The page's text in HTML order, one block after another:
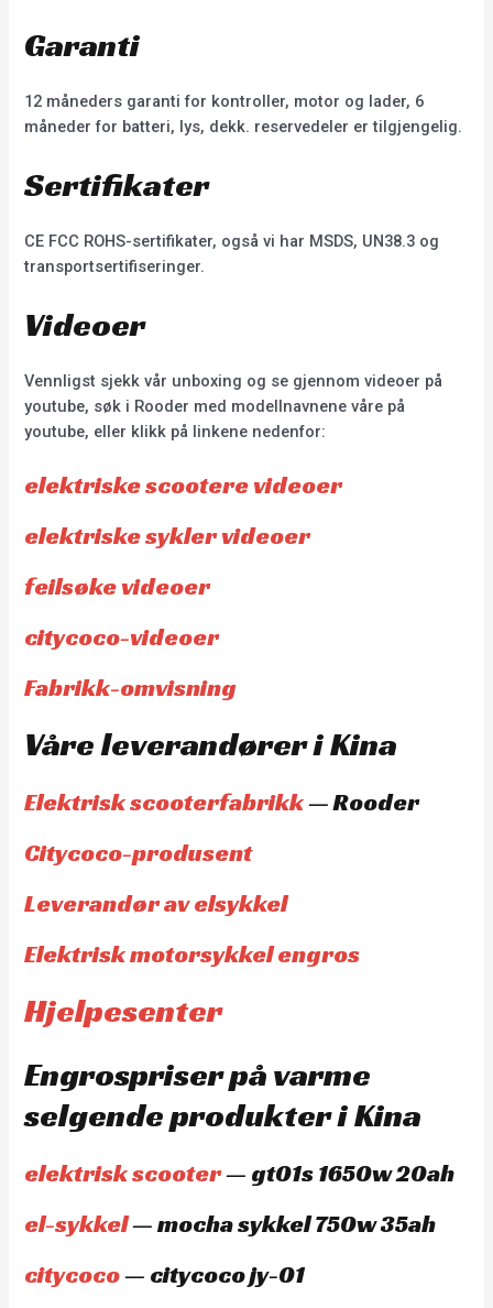
Garanti
12 måneders garanti for kontroller, motor og lader, 6
måneder for batteri, lys, dekk. reservedeler er tilgjengelig.
Sertifikater
CE FCC ROHS-sertifikater, også vi har MSDS, UN38.3 og
transportsertifiseringer.
Videoer
Vennligst sjekk vår unboxing og se gjennom videoer på
youtube, søk i Rooder med modellnavnene våre på
youtube, eller klikk på linkene nedenfor:
elektriske scootere videoer
elektriske sykler videoer
feilsøke videoer
citycoco-videoer
Fabrikk-omvisning
Våre leverandører i Kina
Elektrisk scooterfabrikk— Rooder
Citycoco-produsent
Leverandør av elsykkel
Elektrisk motorsykkel engros
Hjelpesenter
Engrospriser på varme
selgende produkter i Kina
elektrisk scooter— gt01s 1650w 20ah
el-sykkel— mocha sykkel 750w 35ah
citycoco— citycoco jy-01